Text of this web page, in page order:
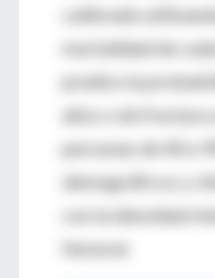
calibrado
mortalidad de
predice la
años o de
personas de 40 a
demográficos y
con la densidad
femoral.